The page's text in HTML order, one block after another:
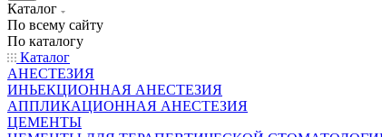
Каталог
По всему сайту
По каталогу
Каталог
АНЕСТЕЗИЯ
ИНЬЕКЦИОННАЯ АНЕСТЕЗИЯ
АППЛИКАЦИОННАЯ АНЕСТЕЗИЯ
ЦЕМЕНТЫ